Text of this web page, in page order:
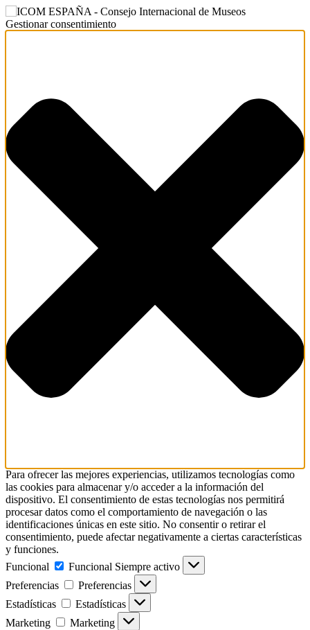
Gestionar consentimiento
Para ofrecer las mejores experiencias, utilizamos tecnologías como
las cookies para almacenar y/o acceder a la información del
dispositivo. El consentimiento de estas tecnologías nos permitirá
procesar datos como el comportamiento de navegación o las
identificaciones únicas en este sitio. No consentir o retirar el
consentimiento, puede afectar negativamente a ciertas características
y funciones.
Funcional
Funcional Siempre activo
Preferencias
Preferencias
Estadísticas
Estadísticas
Marketing
Marketing